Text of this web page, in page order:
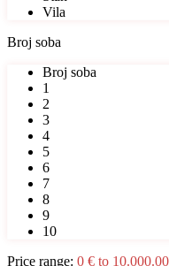
Vila
Broj soba
Broj soba
1
2
3
4
5
6
7
8
9
10
Price range: 0 € to